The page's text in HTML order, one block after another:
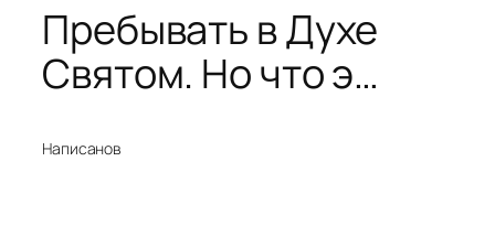
Пребывать в Духе
Святом. Но что э…
Написанов